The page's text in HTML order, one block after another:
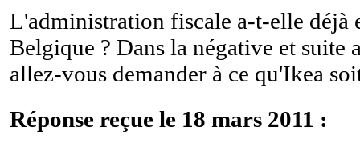
L'administration fiscale a-t-elle déjà
Belgique ? Dans la négative et suite
allez-vous demander à ce qu'Ikea
Réponse reçue le 18 mars 2011 :